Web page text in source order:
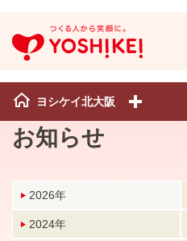
ヨシケイ北大阪
お知らせ
2026年
2024年